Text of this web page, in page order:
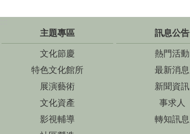
主題專區
文化節慶
特色文化館所
展演藝術
文化資產
影視輔導
訊息公告
熱門活動
最新消息
新聞資訊
事求人
轉知訊息